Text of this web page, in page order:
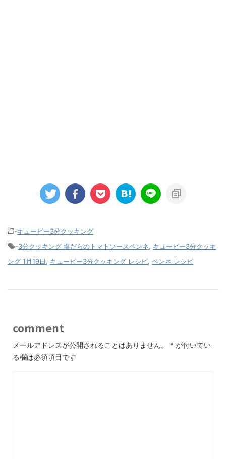
-キューピー3分クッキング
-3分クッキング 塩だらのトマトソースペンネ
キューピー3分クッキ
ング 1月19日
キューピー3分クッキング レシピ ペンネ レシピ
comment
メールアドレスが公開されることはありません。 * が付いてい
る欄は必須項目です